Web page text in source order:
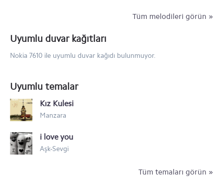
Tüm melodileri görün »
Uyumlu duvar kağıtları
Nokia 7610 ile uyumlu duvar kağıdı bulunmuyor.
Uyumlu temalar
Kız Kulesi
Manzara
i love you
Aşk-Sevgi
Tüm temaları görün »